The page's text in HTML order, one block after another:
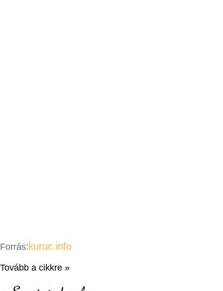
Forrás: kuruc.info
Tovább a cikkre »